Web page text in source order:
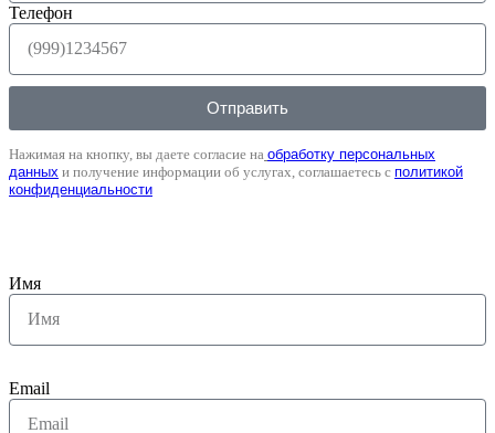
Телефон
Отправить
Нажимая на кнопку, вы даете согласие на обработку персональных
данных и получение информации об услугах, соглашаетесь с политикой
конфиденциальности
Имя
Email